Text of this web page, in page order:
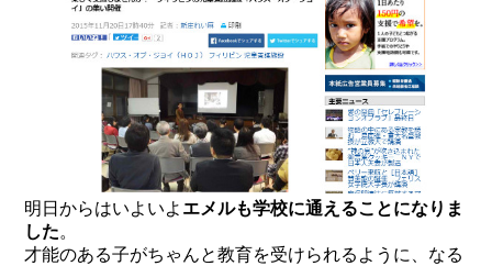
明日からはいよいよ エメルも学校に通えることになりま
した。
才能のある子がちゃんと教育を受けられるように、なる